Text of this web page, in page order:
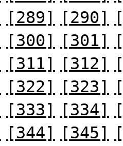
[289] [290]
[300] [301]
[311] [312]
[322] [323]
[333] [334]
[344] [345]